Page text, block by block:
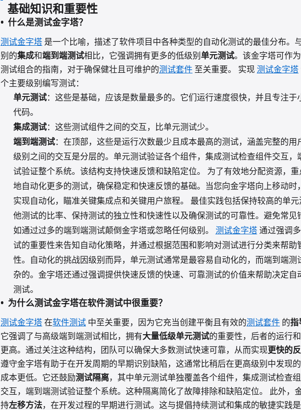
基础知识和重要性
什么是测试金字塔？
测试金字塔 是一个比喻，描述了软件项目中各种类型的自动化测试的最佳分布。
别的集成和端到端测试相比，它强调拥有更多的低级别单元测试。该金字塔可作
测试组合的指南，对于确保健壮且可维护的测试套件 至关重要。 实现 测试金字塔
个主要级别编写测试：
单元测试：这些是基础，应该是数量最多的。它们运行速度很快，并且专注于
代码。
集成测试：这些测试组件之间的交互，比单元测试少。
端到端测试：在顶部，这些是运行次数最少且成本最高的测试，涵盖完整的用
级别之间的交互是分层的。单元测试验证各个组件，集成测试检查组件交互，
试验证整个系统。该结构支持快速反馈和缺陷定位。 为了有效地分配资源，
地自动化更多的测试，确保稳定和快速反馈的基础。当您向金字塔向上移动时
实现自动化，瞄准关键集成点和关键用户旅程。 最佳实践包括保持较高的单
他测试的比率、保持测试的独立性和快速性以及确保测试的可靠性。避免常见
如通过过多的端到端测试颠倒金字塔或忽略任何级别。 测试金字塔通过强调
试的重要性来告知自动化策略，并通过根据范围和影响对测试进行分类来帮助
性。自动化的挑战因级别而异，单元测试通常是最容易自动化的，而端到端测
杂的。金字塔还通过强调提供快速反馈的快速、可靠测试的价值来帮助决定自
测试。
为什么测试金字塔在软件测试中很重要？
测试金字塔在软件测试 中至关重要，因为它充当创建平衡且有效的测试套件 的指
它强调了与高级端到端测试相比，拥有大量低级单元测试的重要性，后者的运行
更高。通过关注这种结构，团队可以确保大多数测试快速可靠，从而实现更快的
遵守金字塔有助于在开发周期的早期识别缺陷，这通常比稍后在更高级别中发现
成本更低。它还鼓励测试隔离，其中单元测试单独覆盖各个组件，集成测试检查
交互，端到端测试验证整个系统。这种隔离简化了故障排除和缺陷定位。 此外，
持左移方法，在开发过程的早期进行测试。这与提倡持续测试和集成的敏捷实践